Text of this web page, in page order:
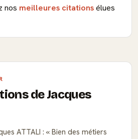
nos meilleures citationsélues
de Jacques
ATTALI :
Bien des métiers